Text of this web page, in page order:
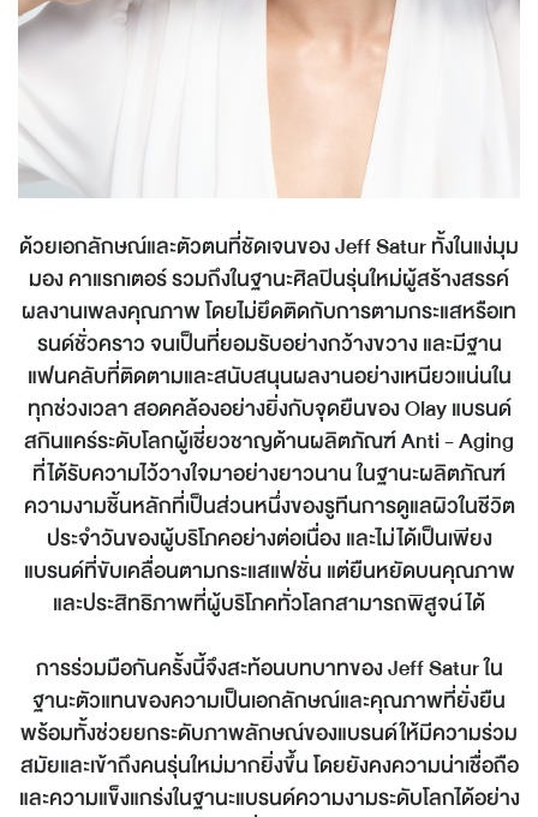
ด้วยเอกลักษณ์และตัวตนที่ชัดเจนของJeff Saturทั้งในแง่มุม
มอง คาแรกเตอร์ รวมถึงในฐานะศิลปินรุ่นใหม่ผู้สร้างสรรค์
ผลงานเพลงคุณภาพ โดยไม่ยึดติดกับการตามกระแสหรือเท
รนด์ชั่วคราว จนเป็นที่ยอมรับอย่างกว้างขวาง และมีฐาน
แฟนคลับที่ติดตามและสนับสนุนผลงานอย่างเหนียวแน่นใน
ทุกช่วงเวลา สอดคล้องอย่างยิ่งกับจุดยืนของOlayแบรนด์
สกินแคร์ระดับโลกผู้เชี่ยวชาญด้านผลิตภัณฑ์Anti - Aging
ที่ได้รับความไว้วางใจมาอย่างยาวนาน ในฐานะผลิตภัณฑ์
ความงามชิ้นหลักที่เป็นส่วนหนึ่งของรูทีนการดูแลผิวในชีวิต
ประจำวันของผู้บริโภคอย่างต่อเนื่อง และไม่ได้เป็นเพียง
แบรนด์ที่ขับเคลื่อนตามกระแสแฟชั่น แต่ยืนหยัดบนคุณภาพ
และประสิทธิภาพที่ผู้บริโภคทั่วโลกสามารถพิสูจน์ได้
การร่วมมือกันครั้งนี้จึงสะท้อนบทบาทของJeff Saturใน
ฐานะตัวแทนของความเป็นเอกลักษณ์และคุณภาพที่ยั่งยืน
พร้อมทั้งช่วยยกระดับภาพลักษณ์ของแบรนด์ให้มีความร่วม
สมัยและเข้าถึงคนรุ่นใหม่มากยิ่งขึ้น โดยยังคงความน่าเชื่อถือ
และความแข็งแกร่งในฐานะแบรนด์ความงามระดับโลกได้อย่าง